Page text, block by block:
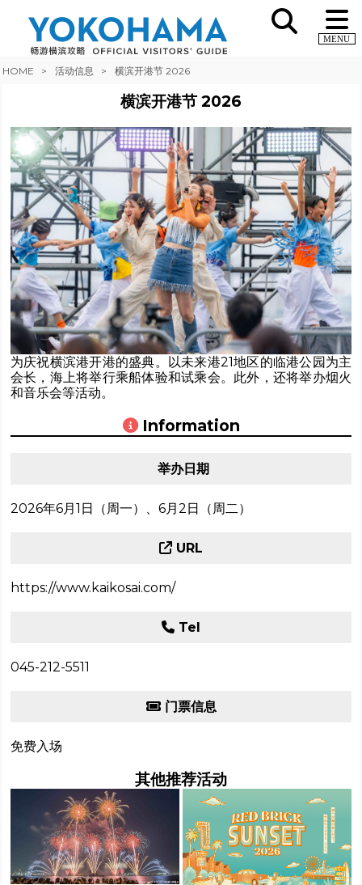
MENU
HOME 活动信息 横滨开港节 2026
横滨开港节 2026
为庆祝横滨港开港的盛典。以未来港21地区的临港公园为主
会长，海上将举行乘船体验和试乘会。此外，还将举办烟火
和音乐会等活动。
Information
举办日期
2026年6月1日（周一）、6月2日（周二）
URL
https://www.kaikosai.com/
Tel
045-212-5511
门票信息
免费入场
其他推荐活动